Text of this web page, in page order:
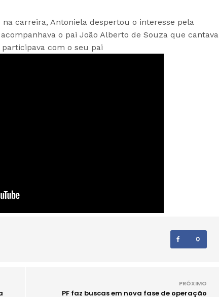
carreira, Antoniela despertou o interesse pela
o pai João Alberto de Souza que cantava
com o seu pai
0
PRÓXIMO
PF faz buscas em nova fase de operação